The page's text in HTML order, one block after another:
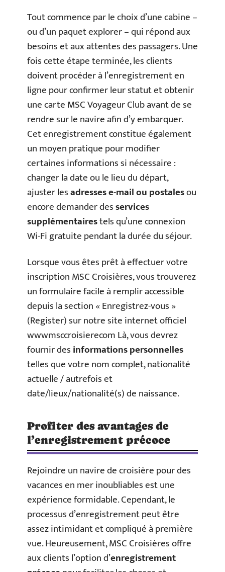
Tout commence par le choix d’une cabine –
ou d’un paquet explorer – qui répond aux
besoins et aux attentes des passagers. Une
fois cette étape terminée, les clients
doivent procéder à l’enregistrement en
ligne pour confirmer leur statut et obtenir
une carte MSC Voyageur Club avant de se
rendre sur le navire afin d’y embarquer.
Cet enregistrement constitue également
un moyen pratique pour modifier
certaines informations si nécessaire :
changer la date ou le lieu du départ,
ajuster lesadresses e-mail ou postalesou
encore demander desservices
supplémentairestels qu’une connexion
Wi-Fi gratuite pendant la durée du séjour.
Lorsque vous êtes prêt à effectuer votre
inscription MSC Croisières, vous trouverez
un formulaire facile à remplir accessible
depuis la section « Enregistrez-vous »
(Register) sur notre site internet officiel
wwwmsccroisierecom Là, vous devrez
fournir desinformations personnelles
telles que votre nom complet, nationalité
actuelle / autrefois et
date/lieux/nationalité(s) de naissance.
Profiter des avantages de
l’enregistrement précoce
Rejoindre un navire de croisière pour des
vacances en mer inoubliables est une
expérience formidable. Cependant, le
processus d’enregistrement peut être
assez intimidant et compliqué à première
vue. Heureusement, MSC Croisières offre
aux clients l’option d’enregistrement